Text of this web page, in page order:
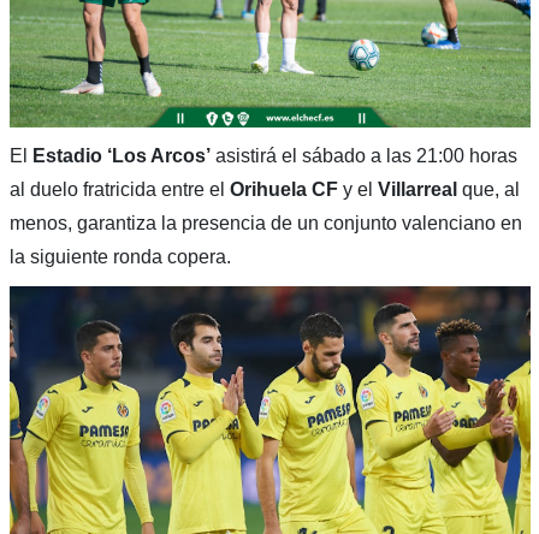
El Estadio ‘Los Arcos’asistirá el sábado a las 21:00 horas
al duelo fratricida entre el Orihuela CF y el Villarreal que, al
menos, garantiza la presencia de un conjunto valenciano en
la siguiente ronda copera.